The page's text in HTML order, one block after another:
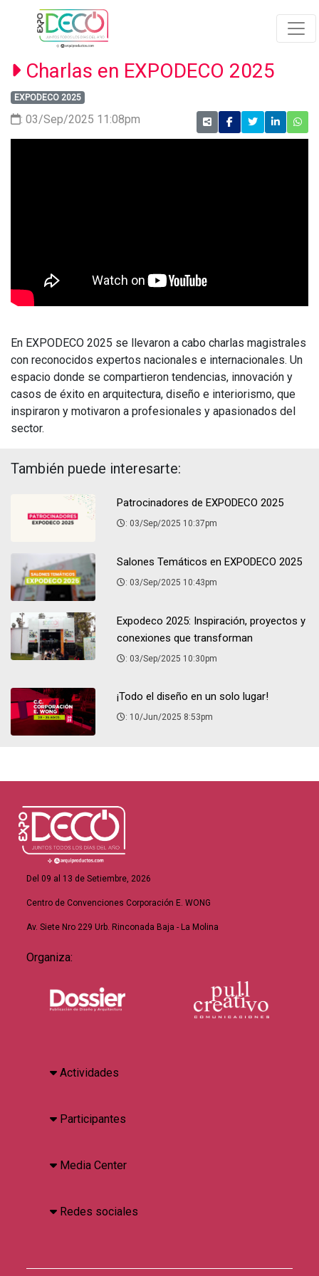
Charlas en EXPODECO 2025
EXPODECO 2025
: 03/Sep/2025 11:08pm
En EXPODECO 2025 se llevaron a cabo charlas magistrales
con reconocidos expertos nacionales e internacionales. Un
espacio donde se compartieron tendencias, innovación y
casos de éxito en arquitectura, diseño e interiorismo, que
inspiraron y motivaron a profesionales y apasionados del
sector.
También puede interesarte:
Patrocinadores de EXPODECO 2025
: 03/Sep/2025 10:37pm
Salones Temáticos en EXPODECO 2025
: 03/Sep/2025 10:43pm
Expodeco 2025: Inspiración, proyectos y
conexiones que transforman
: 03/Sep/2025 10:30pm
¡Todo el diseño en un solo lugar!
: 10/Jun/2025 8:53pm
Del 09 al 13 de Setiembre, 2026
Centro de Convenciones Corporación E. WONG
Av. Siete Nro 229 Urb. Rinconada Baja - La Molina
Organiza:
Actividades
Participantes
Media Center
Redes sociales